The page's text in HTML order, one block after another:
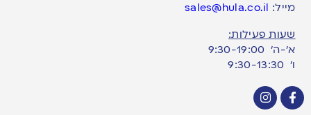
מייל: sales@hula.co.il
שעות פעילות:
א’-ה’ 9:30-19:00
ו׳ 9:30-13:30